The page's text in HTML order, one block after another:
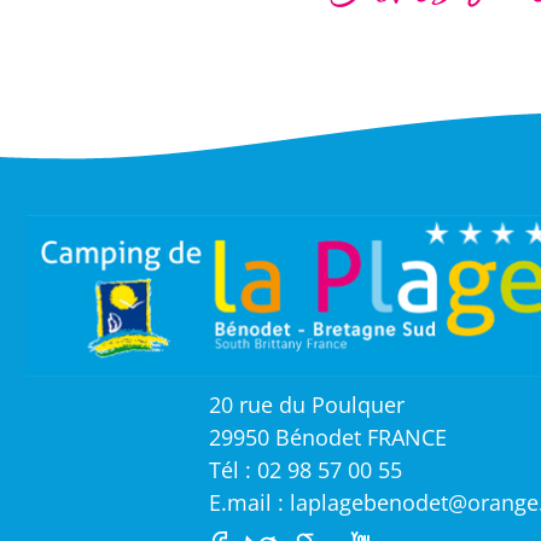
20 rue du Poulquer
29950 Bénodet FRANCE
Tél : 02 98 57 00 55
E.mail :